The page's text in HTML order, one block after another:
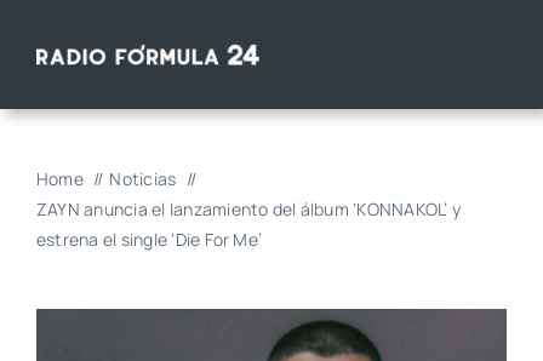
Home
Noticias
ZAYN anuncia el lanzamiento del álbum ‘KONNAKOL’ y
estrena el single ‘Die For Me’